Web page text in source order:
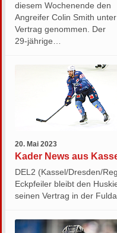
diesem Wochenende den
Angreifer Colin Smith unter
Vertrag genommen. Der
29-jährige…
20. Mai 2023
Kader News aus
DEL2 (Kassel/Dresden/
Eckpfeiler bleibt den
seinen Vertrag in der